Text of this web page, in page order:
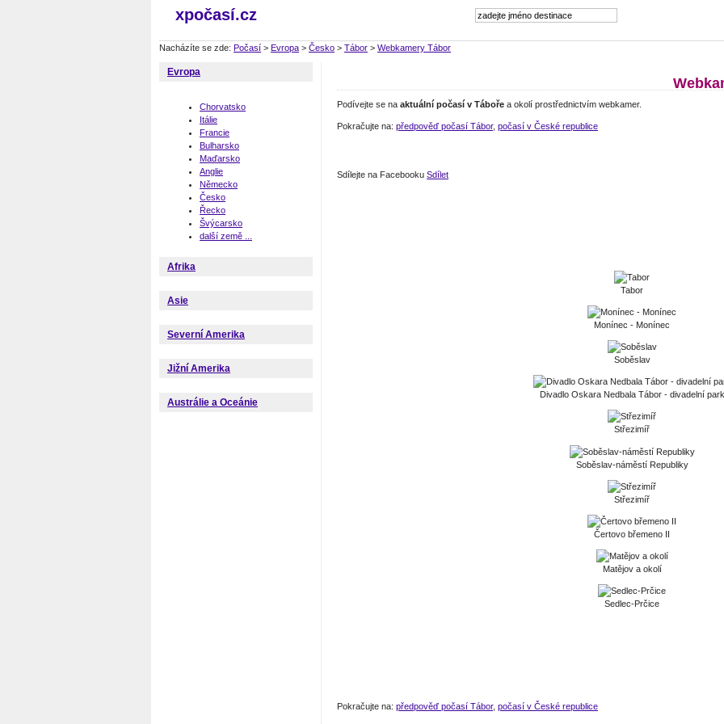
xpočasí.cz
Nacházíte se zde: Počasí > Evropa > Česko > Tábor > Webkamery Tábor
Evropa
Chorvatsko
Itálie
Francie
Bulharsko
Maďarsko
Anglie
Německo
Česko
Řecko
Švýcarsko
další země ...
Afrika
Asie
Severní Amerika
Jižní Amerika
Austrálie a Oceánie
Podívejte se na aktuální počasí v Táboře a okolí prostřednictvím webkamer.
Pokračujte na: předpověď počasí Tábor, počasí v České republice
Sdílejte na Facebooku Sdílet
Tabor
Monínec - Monínec
Soběslav
Divadlo Oskara Nedbala Tábor - divadelní park
Střezimíř
Soběslav-náměstí Republiky
Střezimíř
Čertovo břemeno II
Matějov a okolí
Sedlec-Prčice
Pokračujte na: předpověď počasí Tábor, počasí v České republice